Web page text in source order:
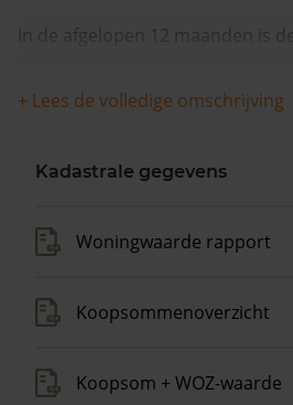
In de afgelopen 12 maanden is
+ Lees de volledige omschrijving
Kadastrale gegevens
Woningwaarde rapport
Koopsommenoverzicht
Koopsom + WOZ-waarde